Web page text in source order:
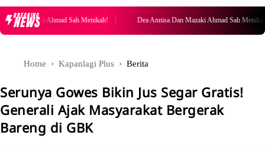
BREAKING
NEWS
Mazaki Ahmad Sah Menikah! Dea Annisa Dan Mazaki Ahmad Sah Menikah!
Home Kapanlagi Plus Berita
Serunya Gowes Bikin Jus Segar Gratis!
Generali Ajak Masyarakat Bergerak
Bareng di GBK